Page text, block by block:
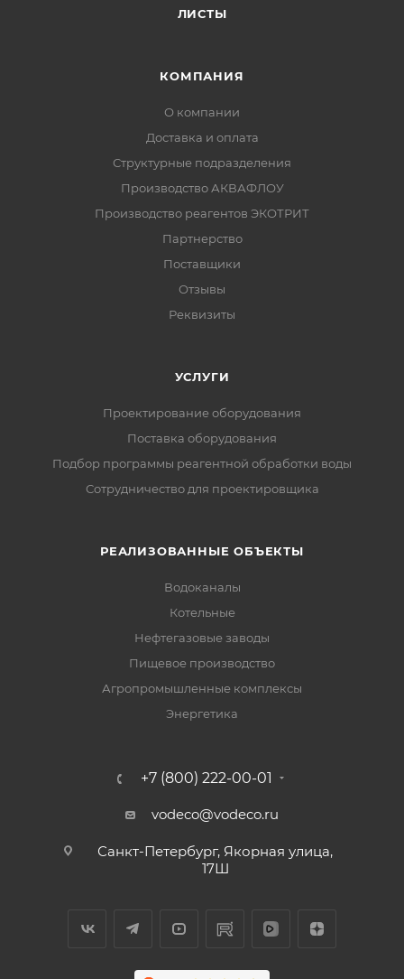
ЛИСТЫ
КОМПАНИЯ
О компании
Доставка и оплата
Структурные подразделения
Производство АКВАФЛОУ
Производство реагентов ЭКОТРИТ
Партнерство
Поставщики
Отзывы
Реквизиты
УСЛУГИ
Проектирование оборудования
Поставка оборудования
Подбор программы реагентной обработки воды
Сотрудничество для проектировщика
РЕАЛИЗОВАННЫЕ ОБЪЕКТЫ
Водоканалы
Котельные
Нефтегазовые заводы
Пищевое производство
Агропромышленные комплексы
Энергетика
+7 (800) 222-00-01
vodeco@vodeco.ru
Санкт-Петербург, Якорная улица,
17Ш